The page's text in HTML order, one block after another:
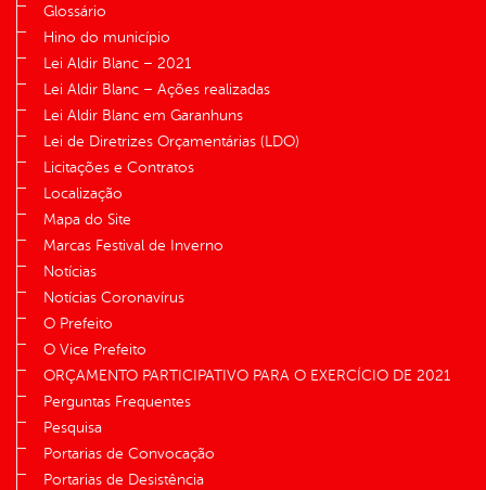
Glossário
Hino do município
Lei Aldir Blanc – 2021
Lei Aldir Blanc – Ações realizadas
Lei Aldir Blanc em Garanhuns
Lei de Diretrizes Orçamentárias (LDO)
Licitações e Contratos
Localização
Mapa do Site
Marcas Festival de Inverno
Notícias
Notícias Coronavírus
O Prefeito
O Vice Prefeito
ORÇAMENTO PARTICIPATIVO PARA O EXERCÍCIO DE 2021
Perguntas Frequentes
Pesquisa
Portarias de Convocação
Portarias de Desistência